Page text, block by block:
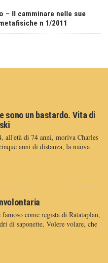
– Il camminare nelle sue
n 1/2011
sono un bastardo. Vita di
all'età di 74 anni, moriva Charles
anni di distanza, la nuova
come regista di Ratataplan,
di saponette, Volere volare, che